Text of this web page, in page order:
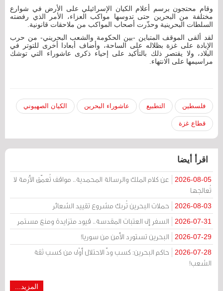
وقام محتجون برسم أعلام الكيان الإسرائيلي على الأرض في شوارع
مختلفة من البحرين حتى تدوسها مواكب العزاء، الأمر الذي رفضته
السلطات البحرينية وحذّرت أصحاب المواكب من ملاحقات قانونية.
لقد ألقى الموقف المتباين -بين الحكومة والشعب البحريني- من حرب
الإبادة على غزة بظلاله على الساحة، وأضاف أبعادا أخرى للتوتر في
البلاد، ولا يقتصر ذلك بالتأكيد على إحياء ذكرى عاشوراء التي توشك
مراسيمها على الانتهاء.
فلسطين التطبيع عاشوراء البحرين الكيان الصهيوني
قطاع غزة
اقرأ أيضا
2026-08-05
عن كلام الملك والرسالة المحمدية.. مواقف تُعمّق الأزمة لا
تُعالجها
2026-08-03 حملات البحرين تُربك مشروع تقييد الشعائر
2026-07-31 السفر إلى العتبات المقدسة.. قيود متزايدة ومنع مستمر
2026-07-29 البحرين تستورد الأمن من سوريا!
2026-07-28
حاكم البحرين: كسب ودّ الاحتلال أوْلى من كسب ثقة
الشعب!
المزيد...